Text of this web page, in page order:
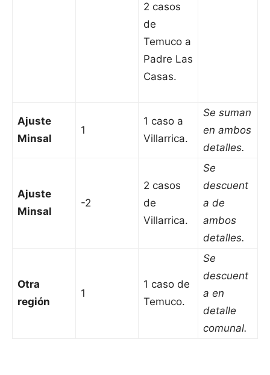
2 casos
de
Temuco a
Padre Las
Casas.
Ajuste
Minsal
1
1 caso a
Villarrica.
Se suman
en ambos
detalles.
Ajuste
Minsal
-2
2 casos
de
Villarrica.
Se
descuent
a de
ambos
detalles.
Otra
región
1
1 caso de
Temuco.
Se
descuent
a en
detalle
comunal.